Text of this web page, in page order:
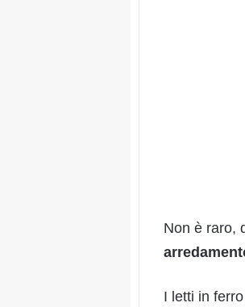
Non è raro,
I letti in